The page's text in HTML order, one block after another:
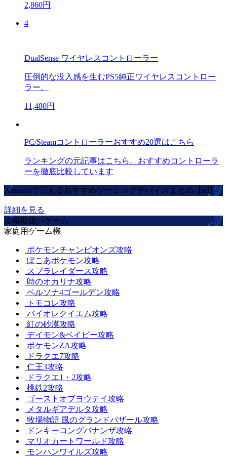
2,860円
4
DualSense ワイヤレスコントローラー
圧倒的な没入感を生むPS5純正ワイヤレスコントロー
ラー。
11,480円
PC/Steamコントローラーおすすめ20選はこちら
ランキングの元記事はこちら。おすすめコントローラ
ーを徹底比較しています
Amazonで買えるおすすめゲーミングデバイスまとめ【ad】
詳細を見る
攻略取扱いゲーム
家庭用ゲーム機
ポケモンチャンピオンズ攻略
ぽこあポケモン攻略
スプラレイダース攻略
時のオカリナ攻略
ペルソナ4ゴールデン攻略
トモコレ攻略
バイオレクイエム攻略
紅の砂漠攻略
デイモン&ベイビー攻略
ポケモンZA攻略
ドラクエ7攻略
仁王3攻略
ドラクエ1・2攻略
桃鉄2攻略
ゴーストオブヨウテイ攻略
メタルギアデルタ攻略
牧場物語 風のグランドバザール攻略
ドンキーコングバナンザ攻略
マリオカートワールド攻略
モンハンワイルズ攻略